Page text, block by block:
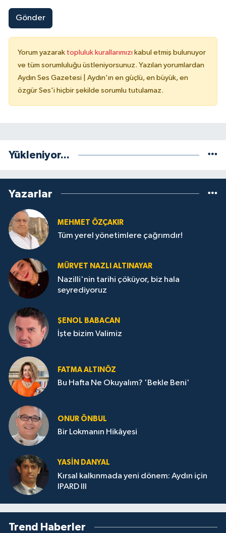
Gönder
Yorum yazarak topluluk kurallarımızı kabul etmiş bulunuyor
ve tüm sorumluluğu üstleniyorsunuz. Yazılan yorumlardan
Aydın Ses Gazetesi | Aydın'ın en güçlü, en büyük, en
özgür Ses'i hiçbir şekilde sorumlu tutulamaz.
Yükleniyor...
Yazarlar
MEHMET ÖZÇAKIR
Tüm yerel yönetimlere çağrımdır!
MÜRVET NAZLI ALTINAYAR
Nazilli'nin tarihi çöküyor, biz hala
seyrediyoruz
ŞENOL BABACAN
İşte bizim Valimiz
FATMA ALTINÖZ
Bu Hafta Ne Okuyalım? 'Bekle Beni'
ONUR ÖNBUL
Bir Lokmanın Hikâyesi
YASIN DANYAL
Kırsal kalkınmada yeni dönem: Aydın için
IPARD III
Trend Haberler